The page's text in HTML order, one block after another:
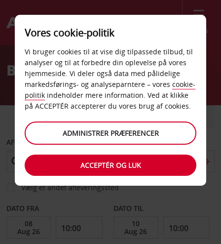
Menu
Welcome
AvisBilleje Slovakiet
AFHENT FRA
Vælg et andet afleveringssted
DATO FRA DATO TIL
Vores cookie-politik
Vi bruger cookies til at vise dig tilpassede tilbud, til
analyser og til at forbedre din oplevelse på vores
hjemmeside. Vi deler også data med pålidelige
markedsførings- og analyseparntere – vores cookie-
politik indeholder mere information. Ved at klikke
på ACCEPTÉR accepterer du vores brug af cookies.
ADMINISTRER PRÆFERENCER
ACCEPTÉR OG LUK